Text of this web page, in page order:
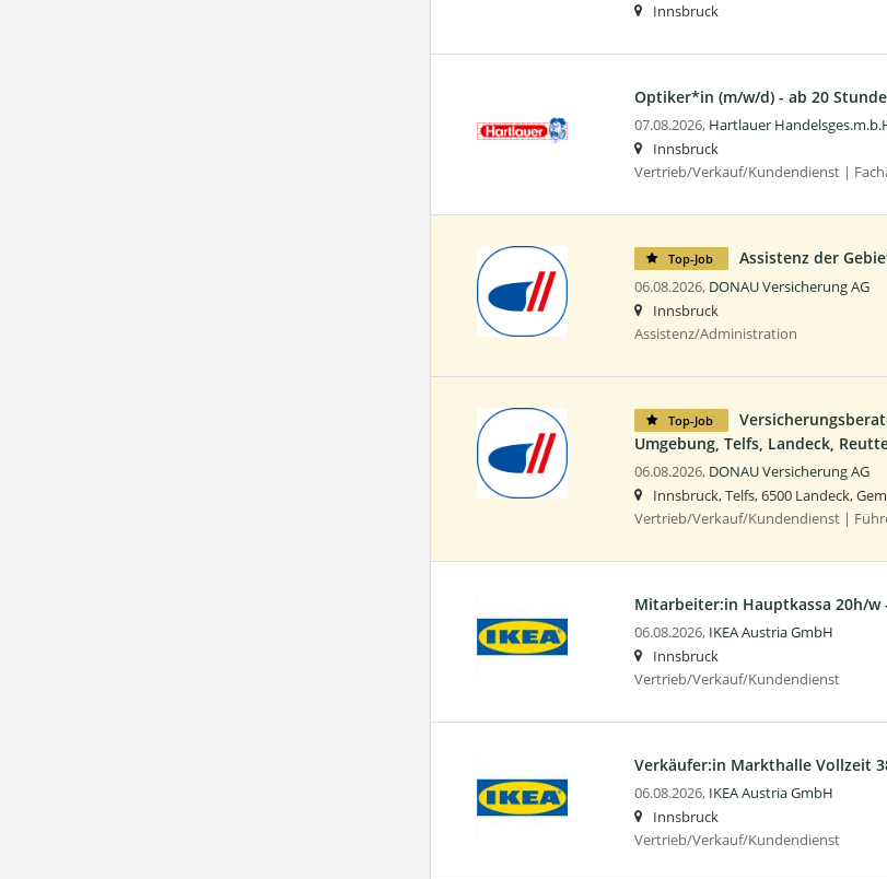
Innsbruck
Optiker*in (m/w/d) - ab 20
07.08.2026, Hartlauer
Innsbruck
Vertrieb/Verkauf/Kundendienst |
Top-Job Assistenz der
06.08.2026, DONAU Versicherung AG
Innsbruck
Assistenz/Administration
Top-Job
Umgebung, Telfs, Landeck,
06.08.2026, DONAU Versicherung AG
Innsbruck, Telfs, 6500 Landeck,
Vertrieb/Verkauf/Kundendienst |
Mitarbeiter:in Hauptkassa 20h/w
06.08.2026, IKEA Austria GmbH
Innsbruck
Vertrieb/Verkauf/Kundendienst
Verkäufer:in Markthalle Vollzeit
06.08.2026, IKEA Austria GmbH
Innsbruck
Vertrieb/Verkauf/Kundendienst